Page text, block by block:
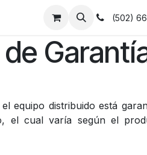
(502)
equipo distribuido está
el cual varía según el